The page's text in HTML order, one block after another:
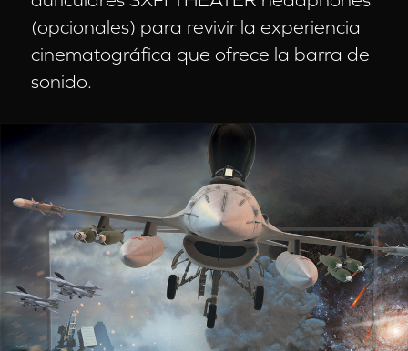
(opcionales) para revivir la experiencia
cinematográfica que ofrece la barra de
sonido.